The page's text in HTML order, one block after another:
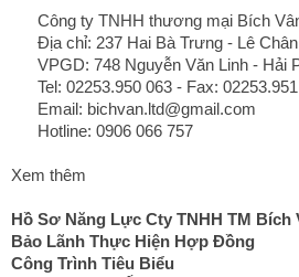
Công ty TNHH thương mại Bích
Địa chỉ: 237 Hai Bà Trưng - Lê Chân
VPGD: 748 Nguyễn Văn Linh - Hải
Tel: 02253.950 063 - Fax: 02253.951
Email: bichvan.ltd@gmail.com
Hotline: 0906 066 757
Xem thêm
Hồ Sơ Năng Lực Cty TNHH TM Bích
Bảo Lãnh Thực Hiện Hợp Đồng
Công Trình Tiêu Biểu